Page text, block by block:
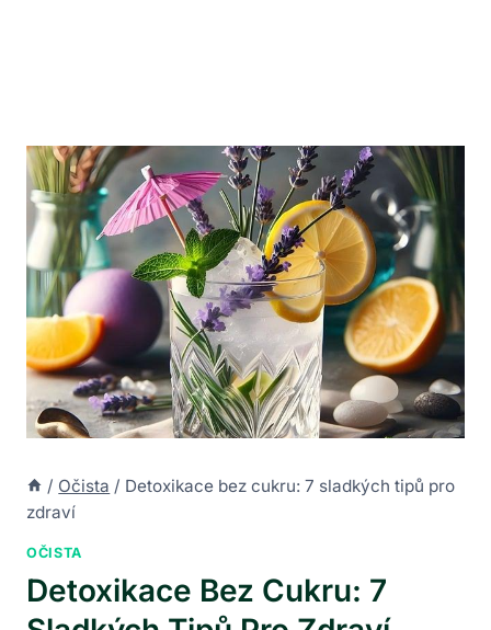
/ Očista / Detoxikace bez cukru: 7 sladkých tipů pro
zdraví
OČISTA
Detoxikace Bez Cukru: 7